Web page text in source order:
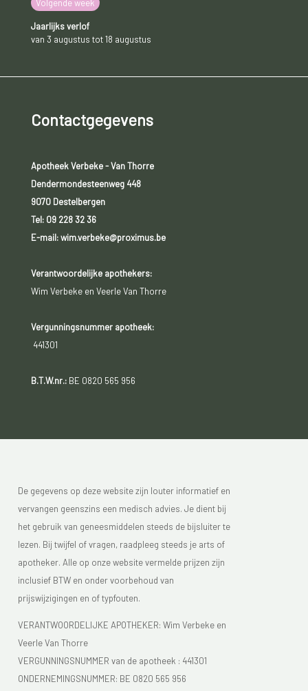
Volgende week
Jaarlijks verlof
van 3 augustus tot 18 augustus
Contactgegevens
Apotheek Verbeke - Van Thorre
Dendermondesteenweg 448
9070 Destelbergen
Tel: 09 228 32 36
E-mail: wim.verbeke@proximus.be
Verantwoordelijke apothekers:
Wim Verbeke en Veerle Van Thorre
Vergunningsnummer apotheek:
441301
B.T.W.nr.:BE 0820 565 956
De gegevens op deze website zijn louter informatief en
vervangen geenszins een medisch advies. Je dient bij
het gebruik van geneesmiddelen steeds de bijsluiter te
lezen. Bij twijfel of vragen, raadpleeg steeds je arts of
apotheker. Alle op onze website vermelde prijzen zijn
inclusief BTW en onder voorbehoud van
prijswijzigingen en of typfouten.
VERANTWOORDELIJKE APOTHEKER: Wim Verbeke en
Veerle Van Thorre
VERGUNNINGSNUMMER van de apotheek : 441301
ONDERNEMINGSNUMMER: BE 0820 565 956